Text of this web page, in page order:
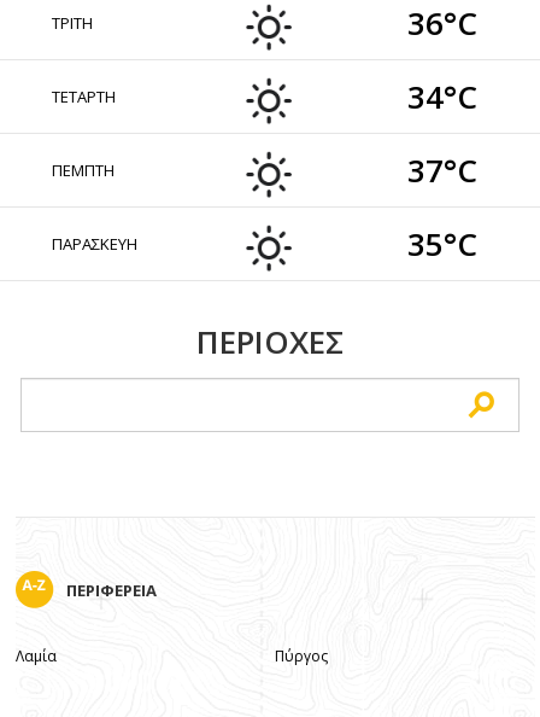
ΤΡΙΤΗ 36°C
ΤΕΤΑΡΤΗ 34°C
ΠΕΜΠΤΗ 37°C
ΠΑΡΑΣΚΕΥΗ 35°C
ΠΕΡΙΟΧΕΣ
ΠΕΡΙΦΕΡΕΙΑ
Λαμία Πύργος